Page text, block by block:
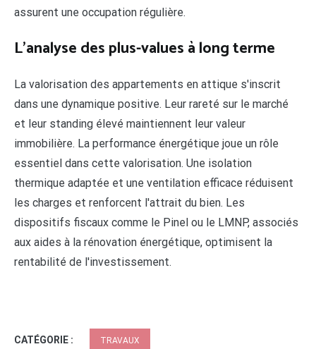
assurent une occupation régulière.
L'analyse des plus-values à long terme
La valorisation des appartements en attique s'inscrit
dans une dynamique positive. Leur rareté sur le marché
et leur standing élevé maintiennent leur valeur
immobilière. La performance énergétique joue un rôle
essentiel dans cette valorisation. Une isolation
thermique adaptée et une ventilation efficace réduisent
les charges et renforcent l'attrait du bien. Les
dispositifs fiscaux comme le Pinel ou le LMNP, associés
aux aides à la rénovation énergétique, optimisent la
rentabilité de l'investissement.
CATÉGORIE : TRAVAUX